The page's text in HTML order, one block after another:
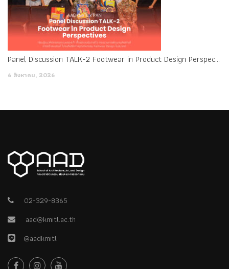
Panel Discussion TALK-2 Footwear in Product Design Perspectives
6 สิงหาคม, 2026
02-329-8365
aad@kmitl.ac.th
@aadkmitl